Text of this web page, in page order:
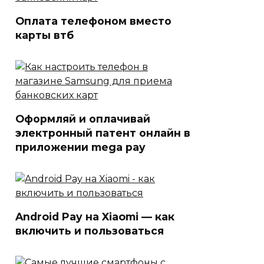
Оплата телефоном вместо
карты втб
Оформляй и оплачивай
электронный патент онлайн в
приложении mega pay
Android Pay на Xiaomi — как
включить и пользоваться